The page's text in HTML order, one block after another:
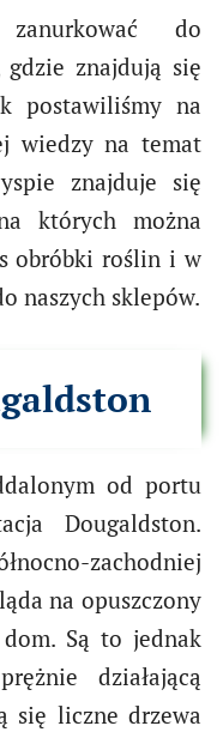
do
gdzie znajdują się
postawiliśmy na
wiedzy na temat
znajduje się
których można
obróbki roślin i w
naszych sklepów.
od portu
Dougaldston.
zachodniej
na opuszczony
Są to jednak
działającą
się liczne drzewa